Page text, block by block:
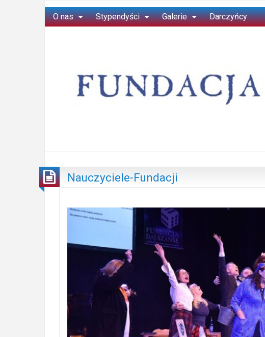
O nas Stypendyści Galerie Darczyńcy
Nauczyciele-Fundacji